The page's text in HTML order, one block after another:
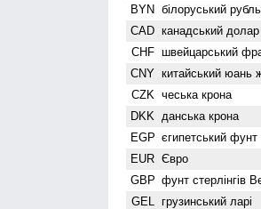
BYN білоруський рубль
CAD канадський долар
CHF швейцарський
CNY китайський юань
CZK чеська крона
DKK данська крона
EGP єгипетський фунт
EUR Євро
GBP фунт стерлінгів
GEL грузинський ларі